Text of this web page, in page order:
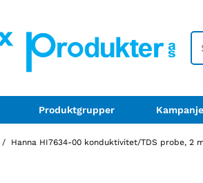
Produktgrupper
/ Hanna HI7634-00 konduktivitet/TDS probe, 2